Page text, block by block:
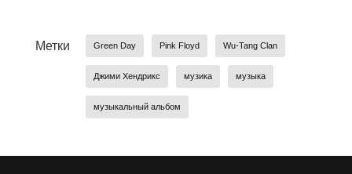
Метки Green Day Pink Floyd Wu-Tang Clan
Джими Хендрикс музика музыка
музыкальный альбом